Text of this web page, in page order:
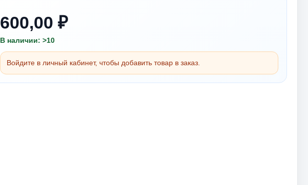
600,00 ₽
В наличии: >10
Войдите в личный кабинет, чтобы добавить товар в заказ.